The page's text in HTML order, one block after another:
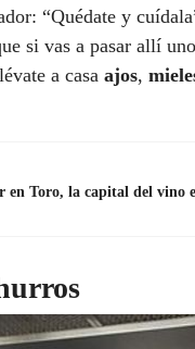
“Quédate y
si vas a pasar allí
a casa ajos,
en Toro, la capital del vino